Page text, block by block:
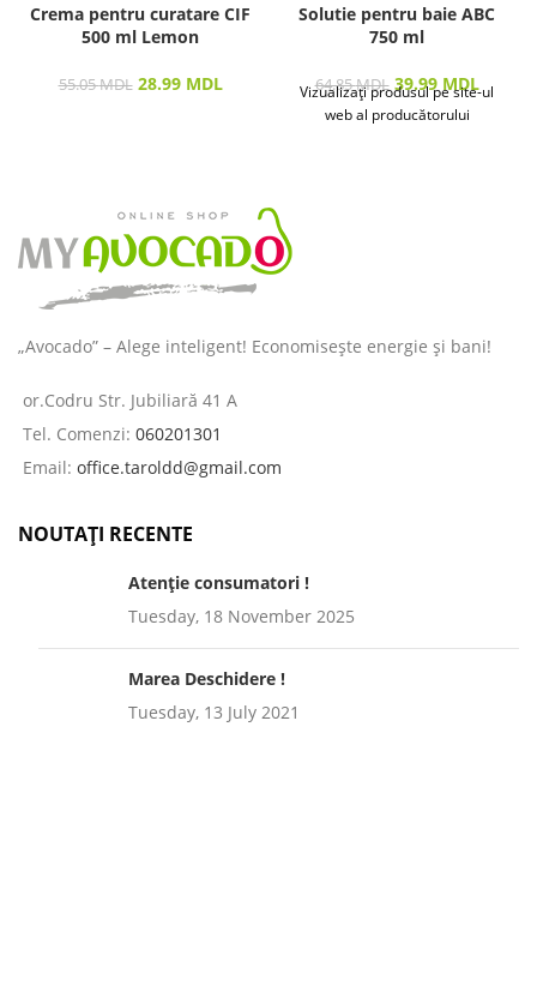
Crema pentru curatare CIF
500 ml Lemon
55.05MDL 28.99 MDL
Solutie pentru baie ABC
750 ml
64.85MDL 39.99 MDL
Vizualizați produsul pe site-ul
web al producătorului
„Avocado” – Alege inteligent! Economisește energie și bani!
or.Codru Str. Jubiliară 41 A
Tel. Comenzi: 060201301
Email: office.taroldd@gmail.com
NOUTAȚI RECENTE
Atenție consumatori !
Tuesday, 18 November 2025
Marea Deschidere !
Tuesday, 13 July 2021